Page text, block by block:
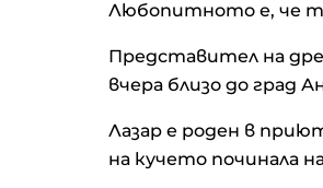
Любопитното е, че тя
Представител на
вчера близо до град
Лазар е роден в
на кучето починала